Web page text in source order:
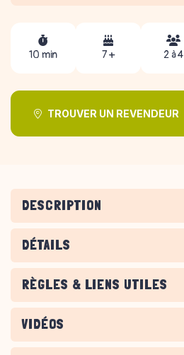
10 min 7 + 2 à 4
TROUVER UN REVENDEUR
DESCRIPTION
DÉTAILS
RÈGLES & LIENS UTILES
VIDÉOS